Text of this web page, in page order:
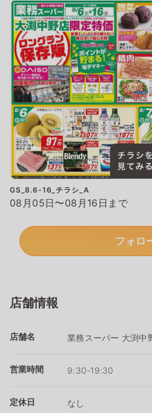
GS_8.6-16_チラシ_A
08月05日〜08月16日まで
フォロ
店舗情報
店舗名 業務スーパー 大渕中
営業時間 9:30-19:30
定休日 なし